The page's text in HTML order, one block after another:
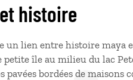
et histoire
un lien entre histoire maya
île au milieu du lac
pavées bordées de maisons